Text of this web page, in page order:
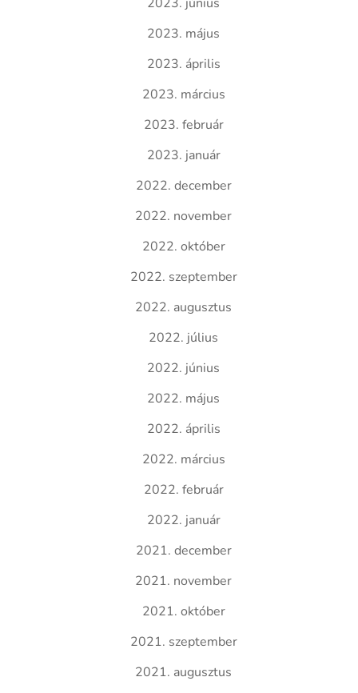
2023. május
2023. április
2023. március
2023. február
2023. január
2022. december
2022. november
2022. október
2022. szeptember
2022. augusztus
2022. július
2022. június
2022. május
2022. április
2022. március
2022. február
2022. január
2021. december
2021. november
2021. október
2021. szeptember
2021. augusztus